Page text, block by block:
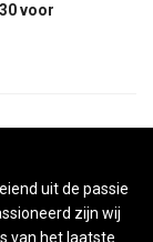
voor
uit de passie
zijn wij
van het laatste